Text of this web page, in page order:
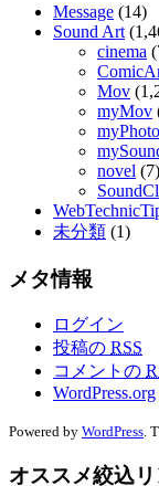
Message (14)
Sound Art
cinema
Mov
myMov
myPhoto
novel (7)
未分類 (1)
メタ情報
ログイン
投稿の RSS
コメントの
WordPress.org
Powered by WordPress.
オススメ絞込